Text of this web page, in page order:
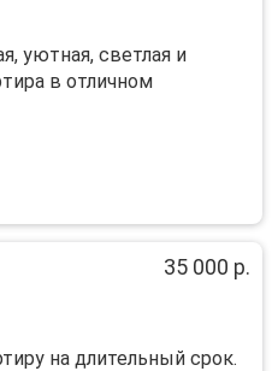
уютная, светлaя и
в отличном
35 000 р.
на длительный срок.